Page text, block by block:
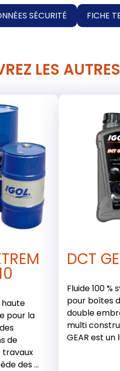
SÉCURITÉ FICHE
LES
haute
pour la
de
travaux
des ...
DCT
Fluide 100 %
pour boîtes
double
multi
GEAR est un